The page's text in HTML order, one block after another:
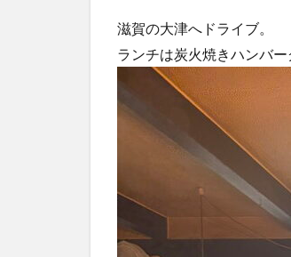
滋賀の大津へドライブ。
ランチは炭火焼きハンバ